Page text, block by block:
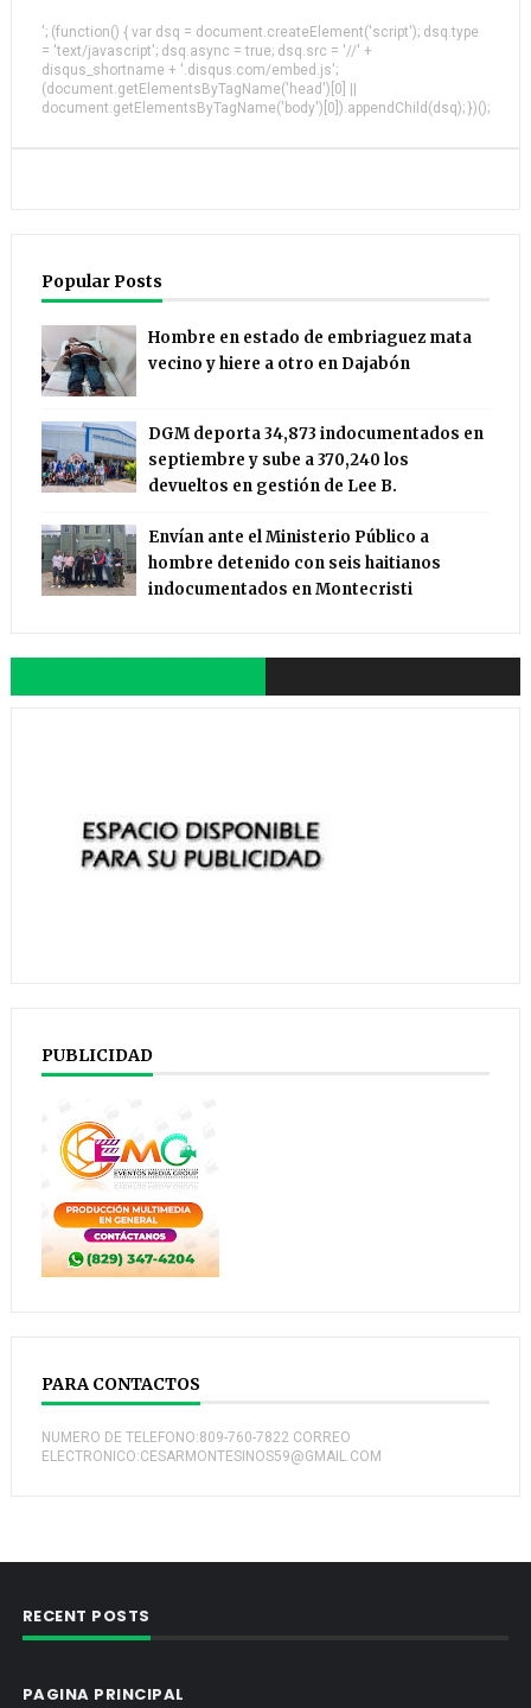
'; (function() { var dsq = document.createElement('script'); dsq.type
= 'text/javascript'; dsq.async = true; dsq.src = '//' +
disqus_shortname + '.disqus.com/embed.js';
(document.getElementsByTagName('head')[0] ||
document.getElementsByTagName('body')[0]).appendChild(dsq); })();
Popular Posts
Hombre en estado de embriaguez mata
vecino y hiere a otro en Dajabón
DGM deporta 34,873 indocumentados en
septiembre y sube a 370,240 los
devueltos en gestión de Lee B.
Envían ante el Ministerio Público a
hombre detenido con seis haitianos
indocumentados en Montecristi
PUBLICIDAD
PARA CONTACTOS
NUMERO DE TELEFONO:809-760-7822 CORREO
ELECTRONICO:CESARMONTESINOS59@GMAIL.COM
RECENT POSTS
PAGINA PRINCIPAL